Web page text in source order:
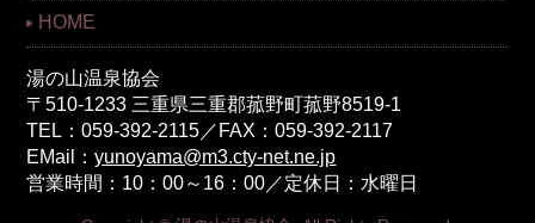
HOME
湯の山温泉協会
〒510-1233 三重県三重郡菰野町菰野8519-1
TEL：059-392-2115／FAX：059-392-2117
EMail：yunoyama@m3.cty-net.ne.jp
営業時間：10：00～16：00／定休日：水曜日